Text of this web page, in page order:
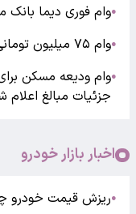
●وام فوری دیما بانک
●وام ۷۵ میلیون تومانی بازنشستگان کشوری پرداخت شد
●وام ودیعه مسکن
جزئیات مبالغ اعلام
اخبار بازار خودرو
●ریزش قیمت خودرو